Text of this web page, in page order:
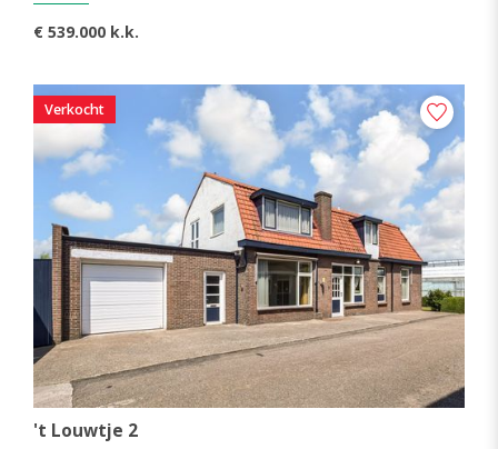
OPEN HUIS
Toon open huizen
VRAAGPRIJS
€ 539.000 k.k.
Verkocht
't Louwtje 2